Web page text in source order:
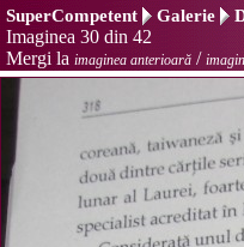
SuperCompetent Galerie
Imaginea 30 din 42
Mergi la imaginea anterioară /